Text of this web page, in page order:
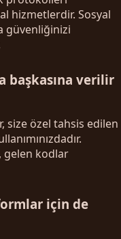
hizmetlerdir. Sosyal
güvenliğinizi
başkasına verilir
size özel tahsis edilen
gelen kodlar
için de